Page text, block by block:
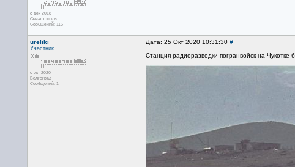
с дек 2018
Севастополь
Сообщений: 115
ureliki
Участник
с окт 2020
Волгоград
Сообщений: 1
Дата: 25 Окт 2020 10:31:30 #
Станция радиоразведки погранвойск на Чукотке